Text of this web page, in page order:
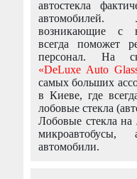
автостекла
возникающие с
всегда поможет
персонал. На
«DeLuxe Auto
самых больших
в Киеве, где
лобовые стекла
Лобовые стекла на
микроавтобусы,
автомобили.